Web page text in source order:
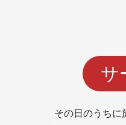
サ
その日のうちに